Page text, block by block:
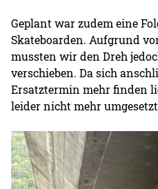
Geplant war zudem eine
Skateboarden. Aufgrund
mussten wir den Dreh
verschieben. Da sich
Ersatztermin mehr finden
leider nicht mehr